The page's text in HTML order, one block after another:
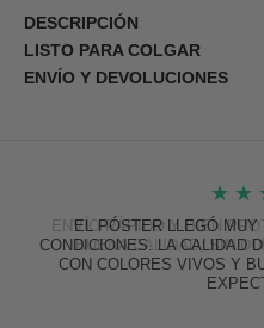
DESCRIPCIÓN
LISTO PARA COLGAR
ENVÍO Y DEVOLUCIONES
★ ★
EL PÓSTER LLEGÓ
CONDICIONES. LA CALIDAD
CON COLORES VIVOS Y